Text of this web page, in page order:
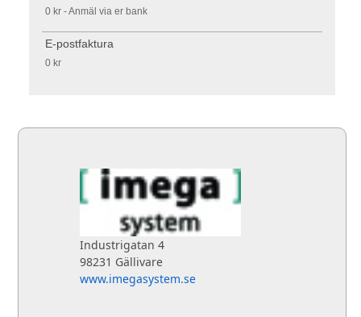
0 kr - Anmäl via er bank
E-postfaktura
0 kr
Industrigatan 4
98231 Gällivare
www.imegasystem.se